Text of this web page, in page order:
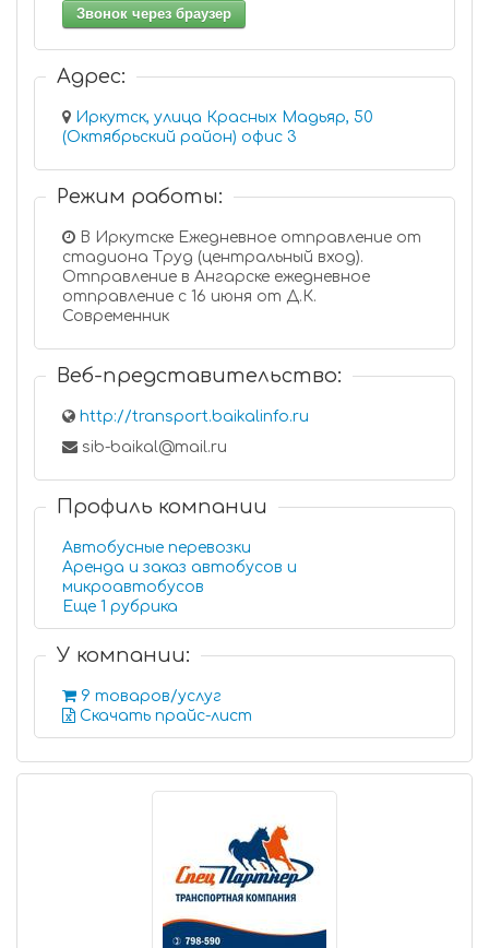
Звонок через браузер
Адрес:
Иркутск, улица Красных Мадьяр, 50
(Октябрьский район) офис 3
Режим работы:
В Иркутске Ежедневное отправление от
стадиона Труд (центральный вход).
Отправление в Ангарске ежедневное
отправление с 16 июня от Д.К.
Современник
Веб-представительство:
http://transport.baikalinfo.ru
sib-baikal@mail.ru
Профиль компании
Автобусные перевозки
Аренда и заказ автобусов и
микроавтобусов
Еще 1 рубрика
У компании:
9 товаров/услуг
Скачать прайс-лист